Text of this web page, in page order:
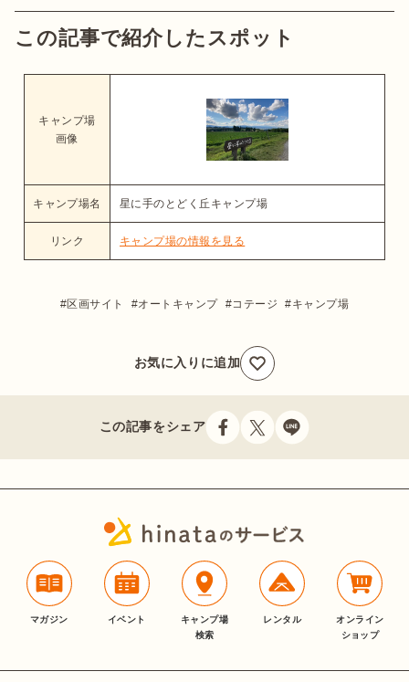
この記事で紹介したスポット
キャンプ場
画像
キャンプ場名 星に手のとどく丘キャンプ場
リンク キャンプ場の情報を見る
区画サイト オートキャンプ コテージ キャンプ場
お気に入りに追加
この記事をシェア
マガジン イベント
キャンプ場
検索
レンタル
オンライン
ショップ